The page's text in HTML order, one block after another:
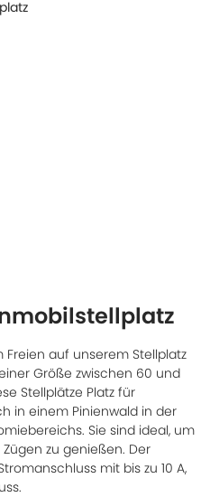
Freien auf unserem Stellplatz
Größe zwischen 60 und
Stellplätze Platz für
in einem Pinienwald in der
Sie sind ideal, um
zu genießen. Der
mit bis zu 10 A,